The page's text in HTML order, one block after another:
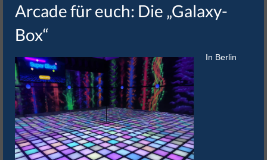
Arcade für euch: Die „Galaxy-
Box“
In Berlin